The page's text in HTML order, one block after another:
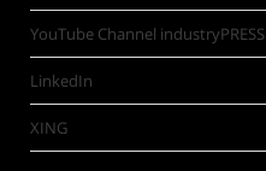
YouTube Channel industryPRESS
LinkedIn
XING